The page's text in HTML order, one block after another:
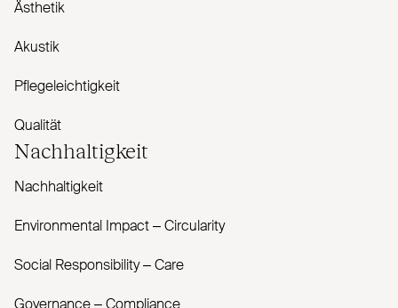
Ästhetik
Akustik
Pflegeleichtigkeit
Qualität
Nachhaltigkeit
Nachhaltigkeit
Envi­ronmental Impact – Cir­cularity
Social Responsibility – Care
Governance – Com­pliance